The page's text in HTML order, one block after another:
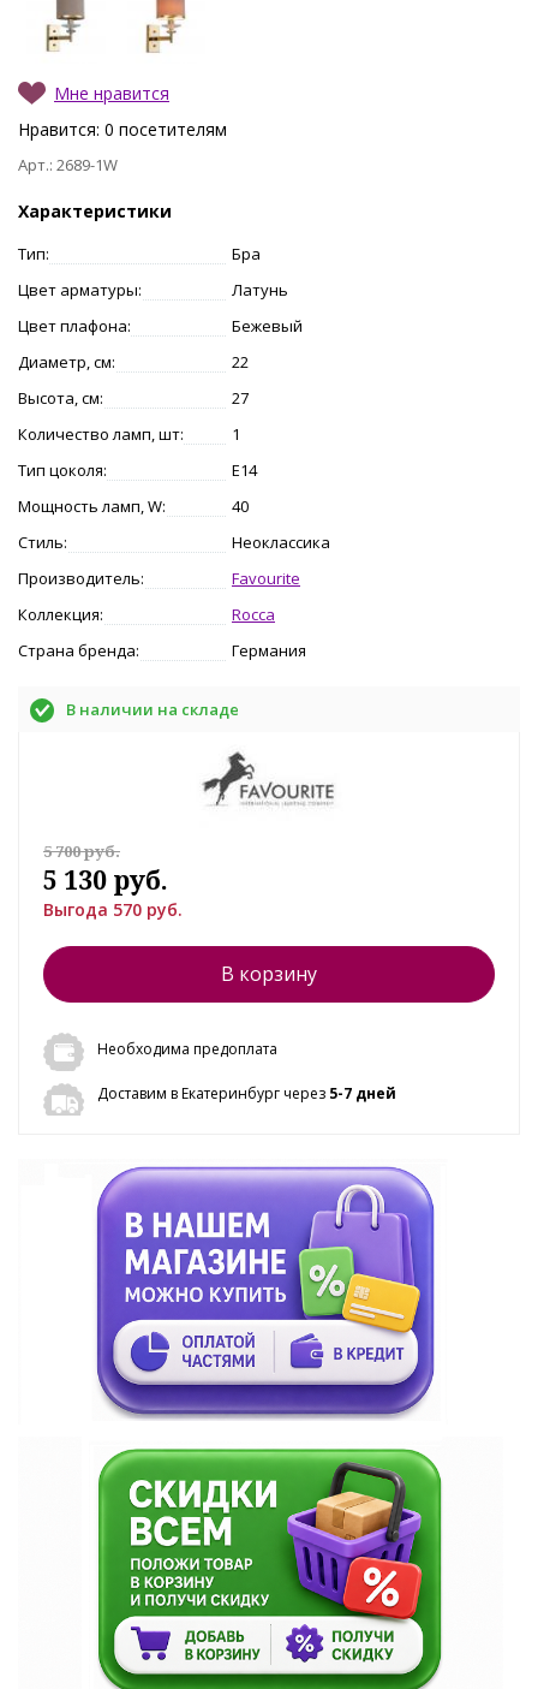
Мне нравится
Нравится: 0 посетителям
Арт.: 2689-1W
Характеристики
Тип:
Бра
Цвет арматуры:
Латунь
Цвет плафона:
Бежевый
Диаметр, см:
22
Высота, см:
27
Количество ламп, шт:
1
Тип цоколя:
E14
Мощность ламп, W:
40
Стиль:
Неоклассика
Производитель:
Favourite
Коллекция:
Rocca
Страна бренда:
Германия
В наличии на складе
5 700 руб.
5 130 руб.
Выгода 570 руб.
В корзину
Необходима предоплата
Доставим в Екатеринбург через 5-7 дней